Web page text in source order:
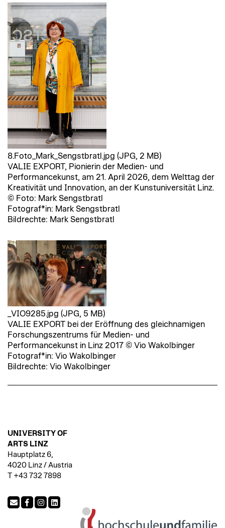
8.Foto_Mark_Sengstbratl.jpg (JPG, 2 MB)
VALIE EXPORT, Pionierin der Medien- und
Performancekunst, am 21. April 2026, dem Welttag der
Kreativität und Innovation, an der Kunstuniversität Linz.
© Foto: Mark Sengstbratl
Fotograf*in: Mark Sengstbratl
Bildrechte: Mark Sengstbratl
_VIO9285.jpg (JPG, 5 MB)
VALIE EXPORT bei der Eröffnung des gleichnamigen
Forschungszentrums für Medien- und
Performancekunst in Linz 2017 © Vio Wakolbinger
Fotograf*in: Vio Wakolbinger
Bildrechte: Vio Wakolbinger
UNIVERSITY OF
ARTS LINZ
Hauptplatz 6,
4020 Linz / Austria
T +43 732 7898